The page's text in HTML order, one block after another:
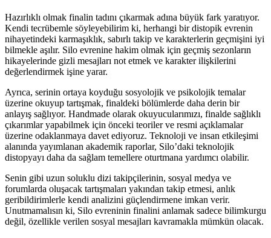
Hazırlıklı olmak finalin tadını çıkarmak adına büyük fark yaratıyor.
Kendi tecrübemle söyleyebilirim ki, herhangi bir distopik evrenin
nihayetindeki karmaşıklık, sabırlı takip ve karakterlerin geçmişini iyi
bilmekle aşılır. Silo evrenine hakim olmak için geçmiş sezonların
hikayelerinde gizli mesajları not etmek ve karakter ilişkilerini
değerlendirmek işine yarar.
Ayrıca, serinin ortaya koyduğu sosyolojik ve psikolojik temalar
üzerine okuyup tartışmak, finaldeki bölümlerde daha derin bir
anlayış sağlıyor. Handmade olarak okuyucularımızı, finalde sağlıklı
çıkarımlar yapabilmek için önceki teoriler ve resmi açıklamalar
üzerine odaklanmaya davet ediyoruz. Teknoloji ve insan etkileşimi
alanında yayımlanan akademik raporlar, Silo’daki teknolojik
distopyayı daha da sağlam temellere oturtmana yardımcı olabilir.
Senin gibi uzun soluklu dizi takipçilerinin, sosyal medya ve
forumlarda oluşacak tartışmaları yakından takip etmesi, anlık
geribildirimlerle kendi analizini güçlendirmene imkan verir.
Unutmamalısın ki, Silo evreninin finalini anlamak sadece bilimkurgu
değil, özellikle verilen sosyal mesajları kavramakla mümkün olacak.